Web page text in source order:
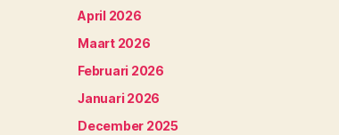
April 2026
Maart 2026
Februari 2026
Januari 2026
December 2025